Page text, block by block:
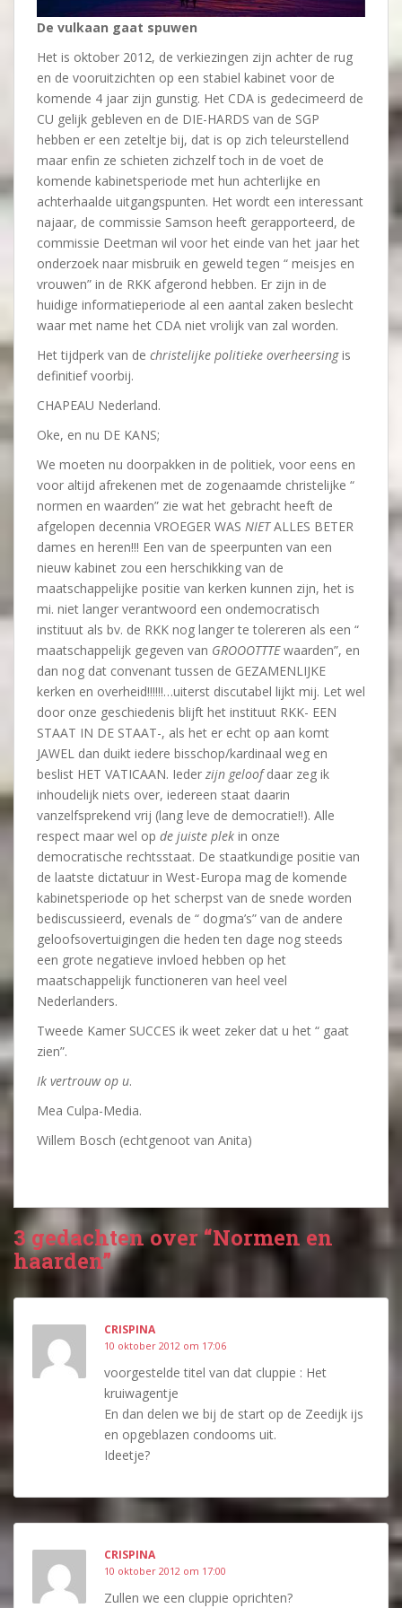
De vulkaan gaat spuwen
Het is oktober 2012, de verkiezingen zijn achter de rug
en de vooruitzichten op een stabiel kabinet voor de
komende 4 jaar zijn gunstig. Het CDA is gedecimeerd de
CU gelijk gebleven en de DIE-HARDS van de SGP
hebben er een zeteltje bij, dat is op zich teleurstellend
maar enfin ze schieten zichzelf toch in de voet de
komende kabinetsperiode met hun achterlijke en
achterhaalde uitgangspunten. Het wordt een interessant
najaar, de commissie Samson heeft gerapporteerd, de
commissie Deetman wil voor het einde van het jaar het
onderzoek naar misbruik en geweld tegen “ meisjes en
vrouwen” in de RKK afgerond hebben. Er zijn in de
huidige informatieperiode al een aantal zaken beslecht
waar met name het CDA niet vrolijk van zal worden.
Het tijdperk van de christelijke politieke overheersingis
definitief voorbij.
CHAPEAU Nederland.
Oke, en nu DE KANS;
We moeten nu doorpakken in de politiek, voor eens en
voor altijd afrekenen met de zogenaamde christelijke “
normen en waarden” zie wat het gebracht heeft de
afgelopen decennia VROEGER WAS NIETALLES BETER
dames en heren!!! Een van de speerpunten van een
nieuw kabinet zou een herschikking van de
maatschappelijke positie van kerken kunnen zijn, het is
mi. niet langer verantwoord een ondemocratisch
instituut als bv. de RKK nog langer te tolereren als een “
maatschappelijk gegeven van GROOOTTTEwaarden”, en
dan nog dat convenant tussen de GEZAMENLIJKE
kerken en overheid!!!!!!…uiterst discutabel lijkt mij. Let wel
door onze geschiedenis blijft het instituut RKK- EEN
STAAT IN DE STAAT-, als het er echt op aan komt
JAWEL dan duikt iedere bisschop/kardinaal weg en
beslist HET VATICAAN. Ieder zijn geloofdaar zeg ik
inhoudelijk niets over, iedereen staat daarin
vanzelfsprekend vrij (lang leve de democratie!!). Alle
respect maar wel op de juiste plek in onze
democratische rechtsstaat. De staatkundige positie van
de laatste dictatuur in West-Europa mag de komende
kabinetsperiode op het scherpst van de snede worden
bediscussieerd, evenals de “ dogma’s” van de andere
geloofsovertuigingen die heden ten dage nog steeds
een grote negatieve invloed hebben op het
maatschappelijk functioneren van heel veel
Nederlanders.
Tweede Kamer SUCCES ik weet zeker dat u het “ gaat
zien”.
Ik vertrouw op u.
Mea Culpa-Media.
Willem Bosch (echtgenoot van Anita)
3 gedachten over “Normen en
haarden”
CRISPINA
10 oktober 2012 om 17:06
voorgestelde titel van dat cluppie : Het
kruiwagentje
En dan delen we bij de start op de Zeedijk ijs
en opgeblazen condooms uit.
Ideetje?
CRISPINA
10 oktober 2012 om 17:00
Zullen we een cluppie oprichten?